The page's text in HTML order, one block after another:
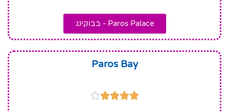
Paros Palace - בבוקינג
Paros Bay




